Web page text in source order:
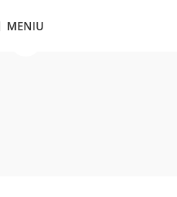
MENIU